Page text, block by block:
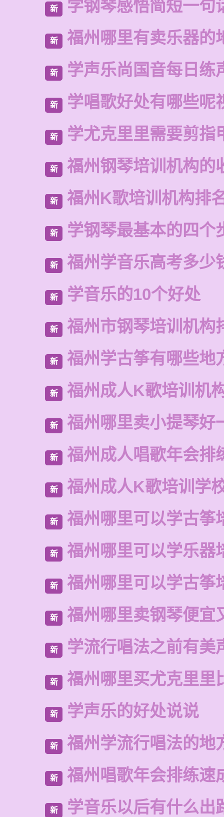
新 学钢琴感悟简短一句
新 福州哪里有卖乐器的
新 学声乐尚国音每日练
新 学唱歌好处有哪些呢
新 学尤克里里需要剪指
新 福州钢琴培训机构的
新 福州K歌培训机构排
新 学钢琴最基本的四个
新 福州学音乐高考多少
新 学音乐的10个好处
新 福州市钢琴培训机构
新 福州学古筝有哪些地
新 福州成人K歌培训机
新 福州哪里卖小提琴好
新 福州成人唱歌年会排
新 福州成人K歌培训学
新 福州哪里可以学古筝
新 福州哪里可以学乐器
新 福州哪里可以学古筝
新 福州哪里卖钢琴便宜
新 学流行唱法之前有美
新 福州哪里买尤克里里
新 学声乐的好处说说
新 福州学流行唱法的地
新 福州唱歌年会排练速
新 学音乐以后有什么出